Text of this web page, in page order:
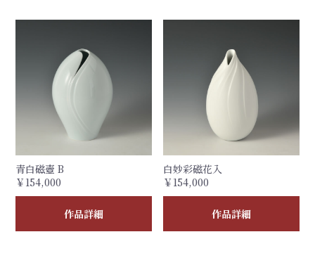
青白磁壺 B
￥154,000
作品詳細
白妙彩磁花入
￥154,000
作品詳細